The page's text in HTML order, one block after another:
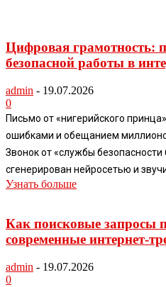
Цифровая грамотность:
безопасной работы в
admin - 19.07.2026
0
Письмо от «нигерийского
ошибками и обещанием
Звонок от «службы безопасности
сгенерирован нейросетью и
Узнать больше
Как поисковые запросы
современные интернет-
admin - 19.07.2026
0